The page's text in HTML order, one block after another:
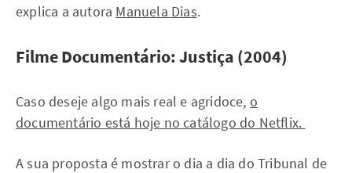
explica a autora Manuela Dias.
Filme Documentário: Justiça (2004)
Caso deseje algo mais real e agridoce, o
documentário está hoje no catálogo do Netflix.
A sua proposta é mostrar o dia a dia do Tribunal de